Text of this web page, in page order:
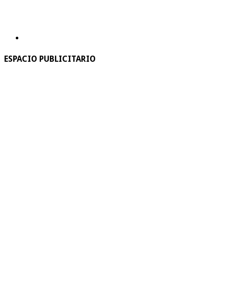
ESPACIO PUBLICITARIO